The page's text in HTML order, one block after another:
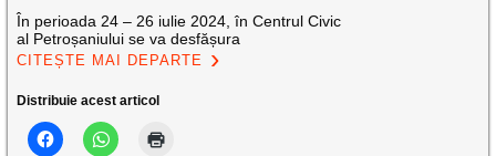
În perioada 24 – 26 iulie 2024, în Centrul Civic
al Petroșaniului se va desfășura
CITEȘTE MAI DEPARTE
Distribuie acest articol